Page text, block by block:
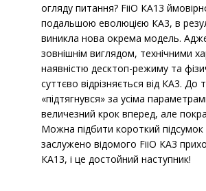
огляду питання? FiiO КА13
подальшою еволюцією КА3, в
виникла нова окрема модель.
зовнішнім виглядом, технічними
наявністю десктоп-режиму та
суттєво відрізняється від КА3. До
«підтягнувся» за усіма
величезний крок вперед, але
Можна підбити короткий підсумок
заслужено відомого FiiO КА3
КА13, і це достойний наступник!